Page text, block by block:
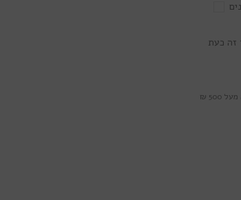
500 ₪